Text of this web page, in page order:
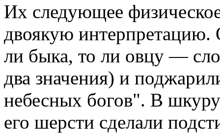
Их следующее
двоякую интерпретацию.
ли быка, то ли овцу —
два значения) и
небесных богов". В
его шерсти сделали